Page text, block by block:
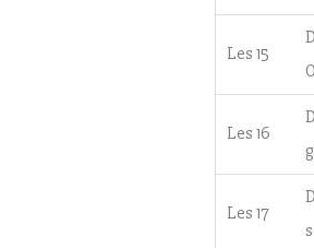
Les 15
Les 16
Les 17